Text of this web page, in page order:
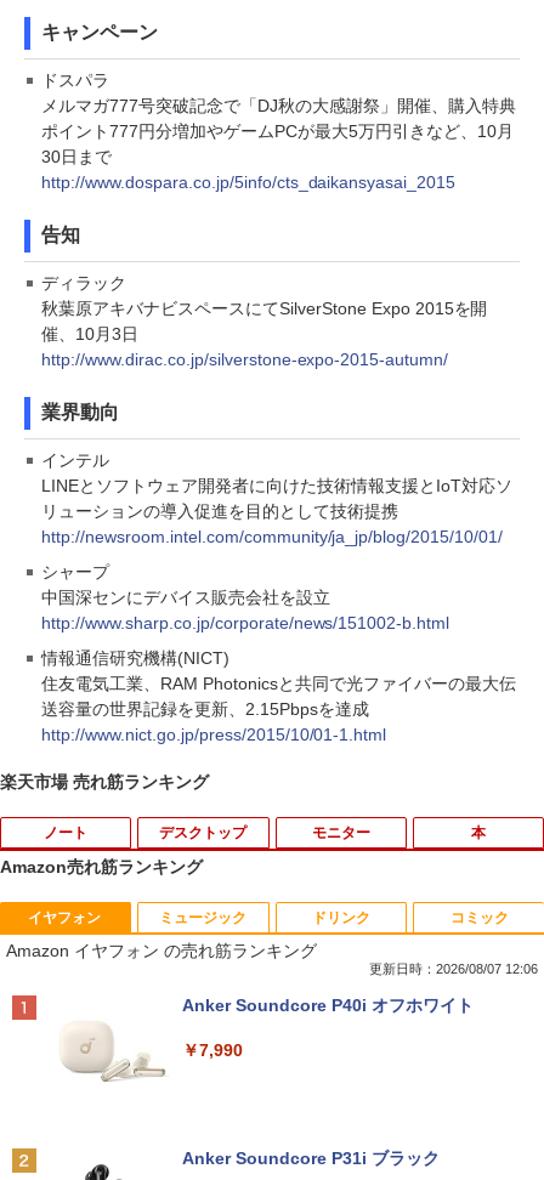
キャンペーン
ドスパラ
メルマガ777号突破記念で「DJ秋の大感謝祭」開催、購入特典
ポイント777円分増加やゲームPCが最大5万円引きなど、10月
30日まで
http://www.dospara.co.jp/5info/cts_daikansyasai_2015
告知
ディラック
秋葉原アキバナビスペースにてSilverStone Expo 2015を開
催、10月3日
http://www.dirac.co.jp/silverstone-expo-2015-autumn/
業界動向
インテル
LINEとソフトウェア開発者に向けた技術情報支援とIoT対応ソ
リューションの導入促進を目的として技術提携
http://newsroom.intel.com/community/ja_jp/blog/2015/10/01/
シャープ
中国深センにデバイス販売会社を設立
http://www.sharp.co.jp/corporate/news/151002-b.html
情報通信研究機構(NICT)
住友電気工業、RAM Photonicsと共同で光ファイバーの最大伝
送容量の世界記録を更新、2.15Pbpsを達成
http://www.nict.go.jp/press/2015/10/01-1.html
楽天市場 売れ筋ランキング
ノート
1
■新品■富士通 FMV LIFEBOOK U9312 U
9312X U9311 U9311X U9310 U9310X U
939 U939X U938 U937 UH90修理交換用
OOK U937 第7世代Corei5 メモリ4GB 8
GB SSD128GB Windows11 WEBカメラ
デスクトップ
1
DELL Vostro 3670 単体 Windows11 64
bit HDMI Core i5 8400 メモリー8GB 高
速SSD256GB M.2-NVMe +HDD1TB 無線
【中古】【30日保証】1243105
￥24,800
2
中古パソコン | NEC | Mate MRL36L-5 |
Windows11 | デスクトップ | 一年保証 |
モニター
1
IODATA 液晶モニター LCD-MF224EDW
21.5インチワイド ホワイト LCD LEDバ
ックライト フルHD（1920x1080） 16:9
MI VGA DVI VESA準拠 ディスプレイ PS
モバイルモニター 15.6インチ 1080P IPS
本
1
鹿楓堂よついろ日和 23巻 【電子書籍】
[ 清水ユウ ]
￥770
￥770
Amazon売れ筋ランキング
イヤフォン
Amazon イヤフォン の売れ筋ランキング
更新日時：2026/08/07 12:06
Anker Soundcore P40i オフホワイト
￥7,990
Anker Soundcore P31i ブラック
ミュージック ドリンク コミック